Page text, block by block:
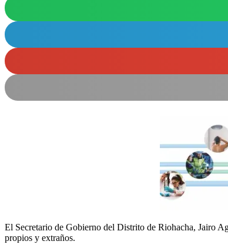
El Secretario de Gobierno del Distrito de Riohacha, Jairo
propios y extraños.